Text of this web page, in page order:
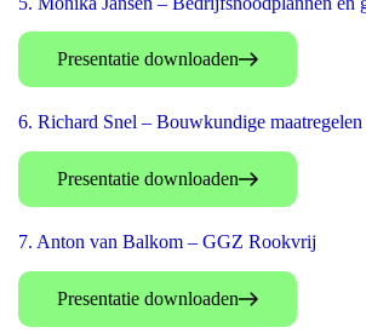
Presentatie downloaden
6. Richard Snel – Bouwkundige maatregelen
Presentatie downloaden
7. Anton van Balkom – GGZ Rookvrij
Presentatie downloaden